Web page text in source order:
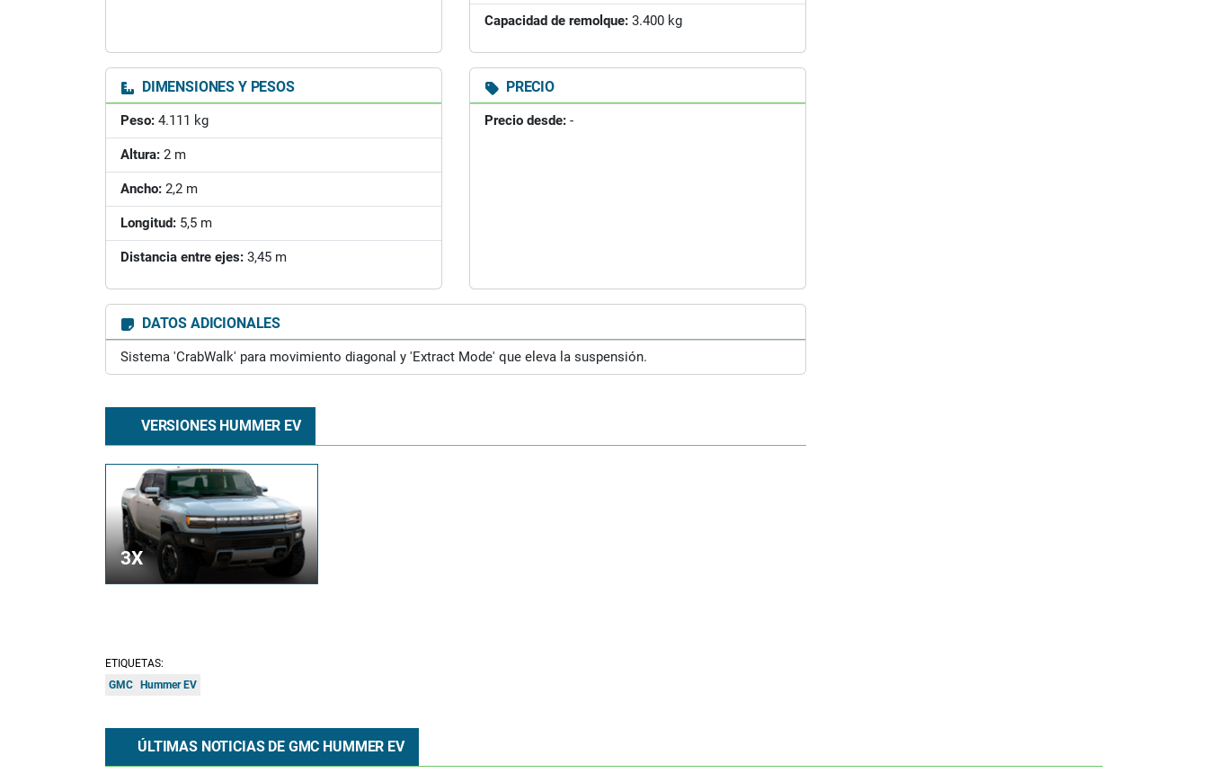
Capacidad de remolque: 3.400 kg
DIMENSIONES Y PESOS
Peso: 4.111 kg
Altura: 2 m
Ancho: 2,2 m
Longitud: 5,5 m
Distancia entre ejes: 3,45 m
PRECIO
Precio desde: -
DATOS ADICIONALES
Sistema 'CrabWalk' para movimiento diagonal y 'Extract Mode' que eleva la suspensión.
VERSIONES HUMMER EV
3X
ETIQUETAS:
GMC
Hummer EV
ÚLTIMAS NOTICIAS DE GMC HUMMER EV